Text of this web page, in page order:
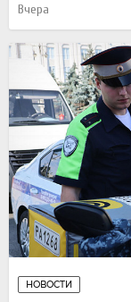
Вчера
НОВОСТИ